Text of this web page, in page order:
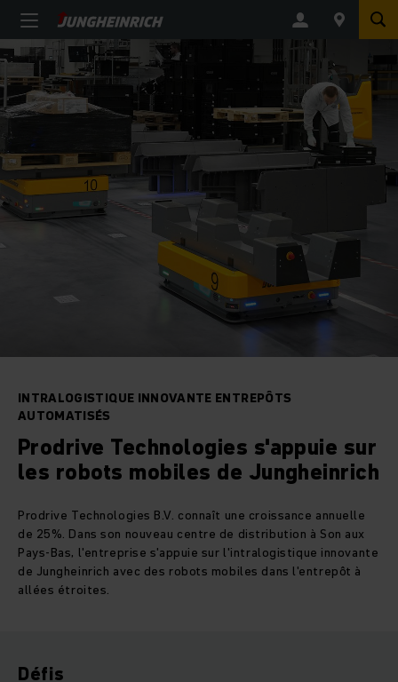
INTRALOGISTIQUE INNOVANTE ENTREPÔTS
AUTOMATISÉS
Prodrive Technologies s'appuie sur
les robots mobiles de Jungheinrich
Prodrive Technologies B.V. connaît une croissance annuelle
de 25%. Dans son nouveau centre de distribution à Son aux
Pays-Bas, l'entreprise s'appuie sur l'intralogistique innovante
de Jungheinrich avec des robots mobiles dans l'entrepôt à
allées étroites.
Défis